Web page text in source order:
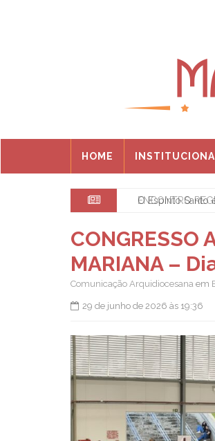
HOME
ENCONTRO
CONGRESSO
MARIANA –
Comunicação Arquidiocesana em
29 de junho de 2026 às 19:36